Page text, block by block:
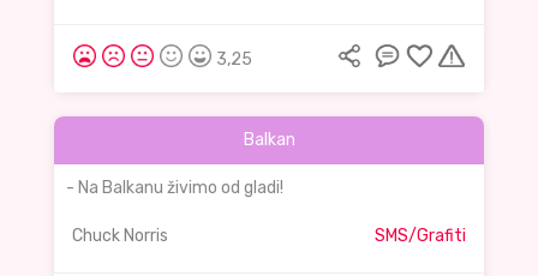
3,25
Balkan
- Na Balkanu živimo od gladi!
Chuck Norris SMS/Grafiti